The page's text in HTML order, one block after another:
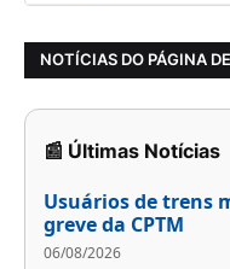
NOTÍCIAS DO PÁGINA
📰 Últimas Notícias
Usuários de trens
greve da CPTM
06/08/2026